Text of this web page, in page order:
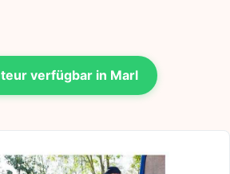
verfügbar in Marl